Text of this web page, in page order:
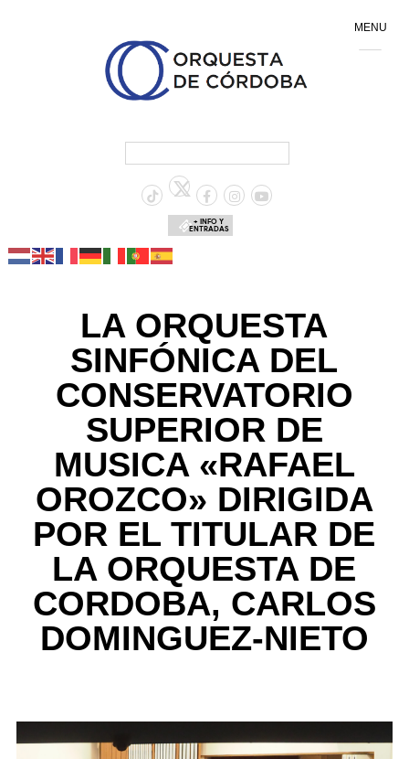
+ INFO Y
ENTRADAS
LA ORQUESTA
SINFÓNICA DEL
CONSERVATORIO
SUPERIOR DE
MUSICA «RAFAEL
OROZCO» DIRIGIDA
POR EL TITULAR DE
LA ORQUESTA DE
CORDOBA, CARLOS
DOMINGUEZ-NIETO
MENU